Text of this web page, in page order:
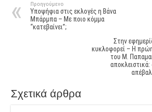
Προηγούμενο
Υποψήφια στις εκλογές η Βάνα
Μπάρμπα – Με ποιο κόμμα
“κατεβαίνει”;
Στην
κυκλοφορεί – Η
του Μ.
Σχετικά άρθρα